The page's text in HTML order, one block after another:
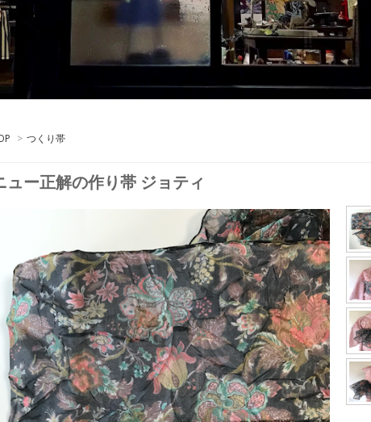
> つくり帯
ュー正解の作り帯 ジョティ